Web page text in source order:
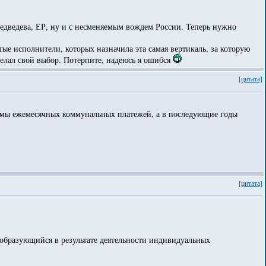
ЕР, ну и с несменяемым вождем России. Теперь нужно
исполнители, которых назначила эта самая вертикаль, за которую
свой выбор. Потерпите, надеюсь я ошибся
[цитата]
ежемесячных коммунальных платежей, а в последующие годы
[цитата]
в результате деятельности индивидуальных